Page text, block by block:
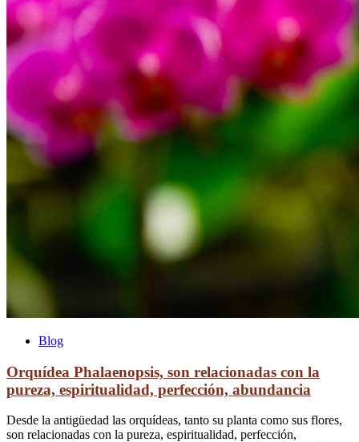
Blog
Orquídea Phalaenopsis, son relacionadas con la
pureza, espiritualidad, perfección, abundancia
Desde la antigüedad las orquídeas, tanto su planta como sus flores,
son relacionadas con la pureza, espiritualidad, perfección,